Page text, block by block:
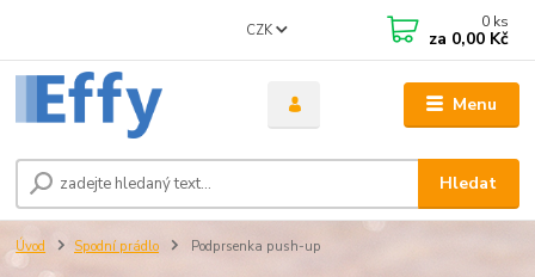
Menu
CZK
Hledat
0 ks
za 0,00 Kč
Úvod Spodní prádlo Podprsenka push-up